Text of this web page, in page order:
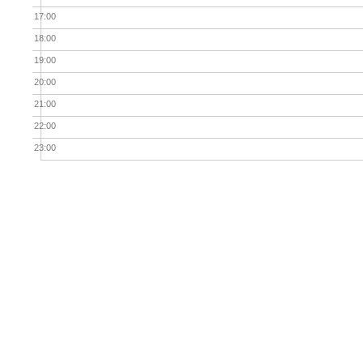
17:00
18:00
19:00
20:00
21:00
22:00
23:00